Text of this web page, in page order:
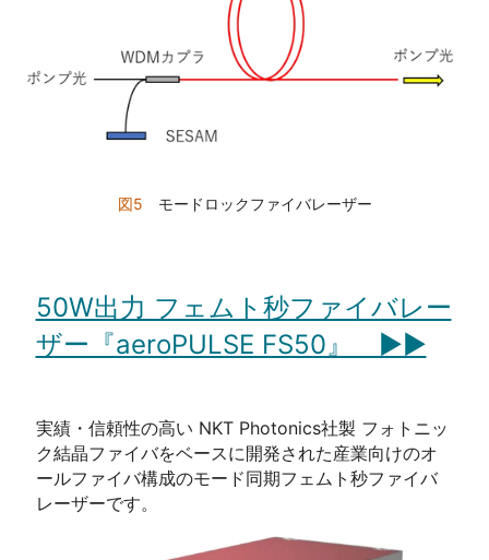
図5 モードロックファイバレーザー
50W出力 フェムト秒ファイバレー
ザー『aeroPULSE FS50』 ▶▶
実績・信頼性の高い NKT Photonics社製 フォトニッ
ク結晶ファイバをベースに開発された産業向けのオ
ールファイバ構成のモード同期フェムト秒ファイバ
レーザーです。